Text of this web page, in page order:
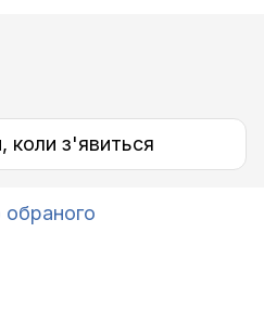
коли з'явиться